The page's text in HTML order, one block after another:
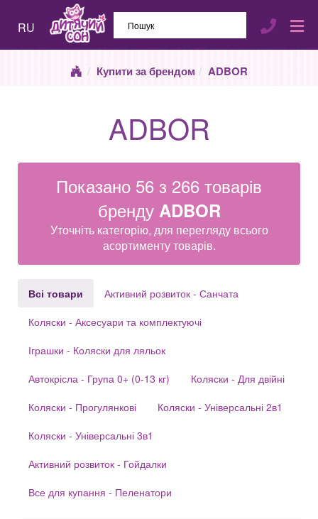
RU
Купити за брендом ADBOR
ADBOR
Показано 56 з 266 товарів
бренду ADBOR
Уточніть категорію, для перегляду всього
асортименту товарів.
Всі товари
Активний розвиток - Санчата
Коляски - Аксесуари та комплектуючі
Іграшки - Коляски для ляльок
Автокрісла - Група 0+ (0-13 кг)
Коляски - Для двійні
Коляски - Прогулянкові
Коляски - Універсальні 2в1
Коляски - Універсальні 3в1
Активний розвиток - Гойдалки
Все для купання - Пеленатори